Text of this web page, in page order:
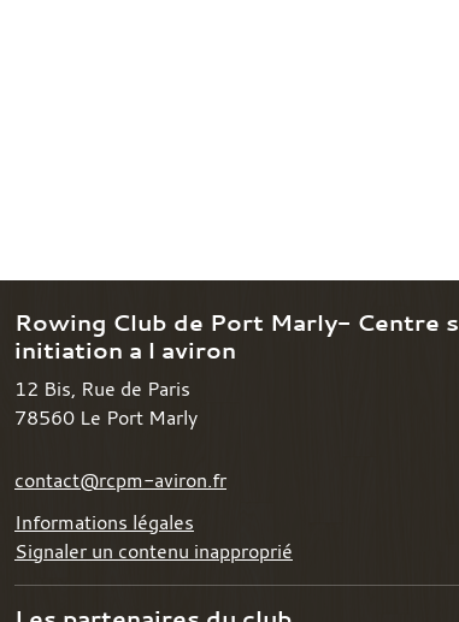
Rowing Club de Port Marly- Centre
initiation a l aviron
12 Bis, Rue de Paris
78560 Le Port Marly
contact@rcpm-aviron.fr
Informations légales
Signaler un contenu inapproprié